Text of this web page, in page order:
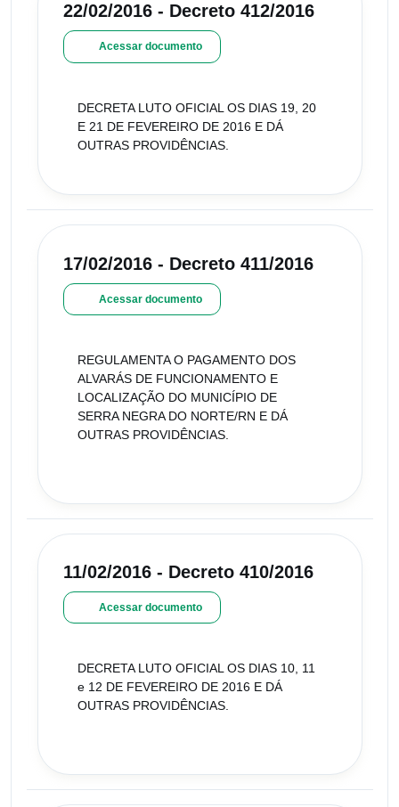
22/02/2016 - Decreto 412/2016
Acessar documento
DECRETA LUTO OFICIAL OS DIAS 19, 20
E 21 DE FEVEREIRO DE 2016 E DÁ
OUTRAS PROVIDÊNCIAS.
17/02/2016 - Decreto 411/2016
Acessar documento
REGULAMENTA O PAGAMENTO DOS
ALVARÁS DE FUNCIONAMENTO E
LOCALIZAÇÃO DO MUNICÍPIO DE
SERRA NEGRA DO NORTE/RN E DÁ
OUTRAS PROVIDÊNCIAS.
11/02/2016 - Decreto 410/2016
Acessar documento
DECRETA LUTO OFICIAL OS DIAS 10, 11
e 12 DE FEVEREIRO DE 2016 E DÁ
OUTRAS PROVIDÊNCIAS.